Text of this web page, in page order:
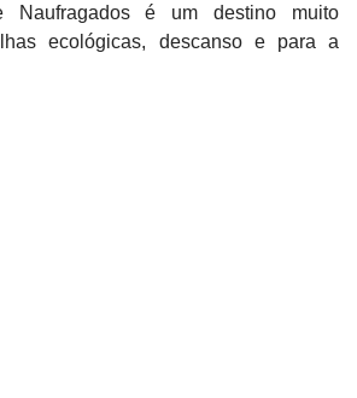
é um destino muito
ecológicas, descanso e para a